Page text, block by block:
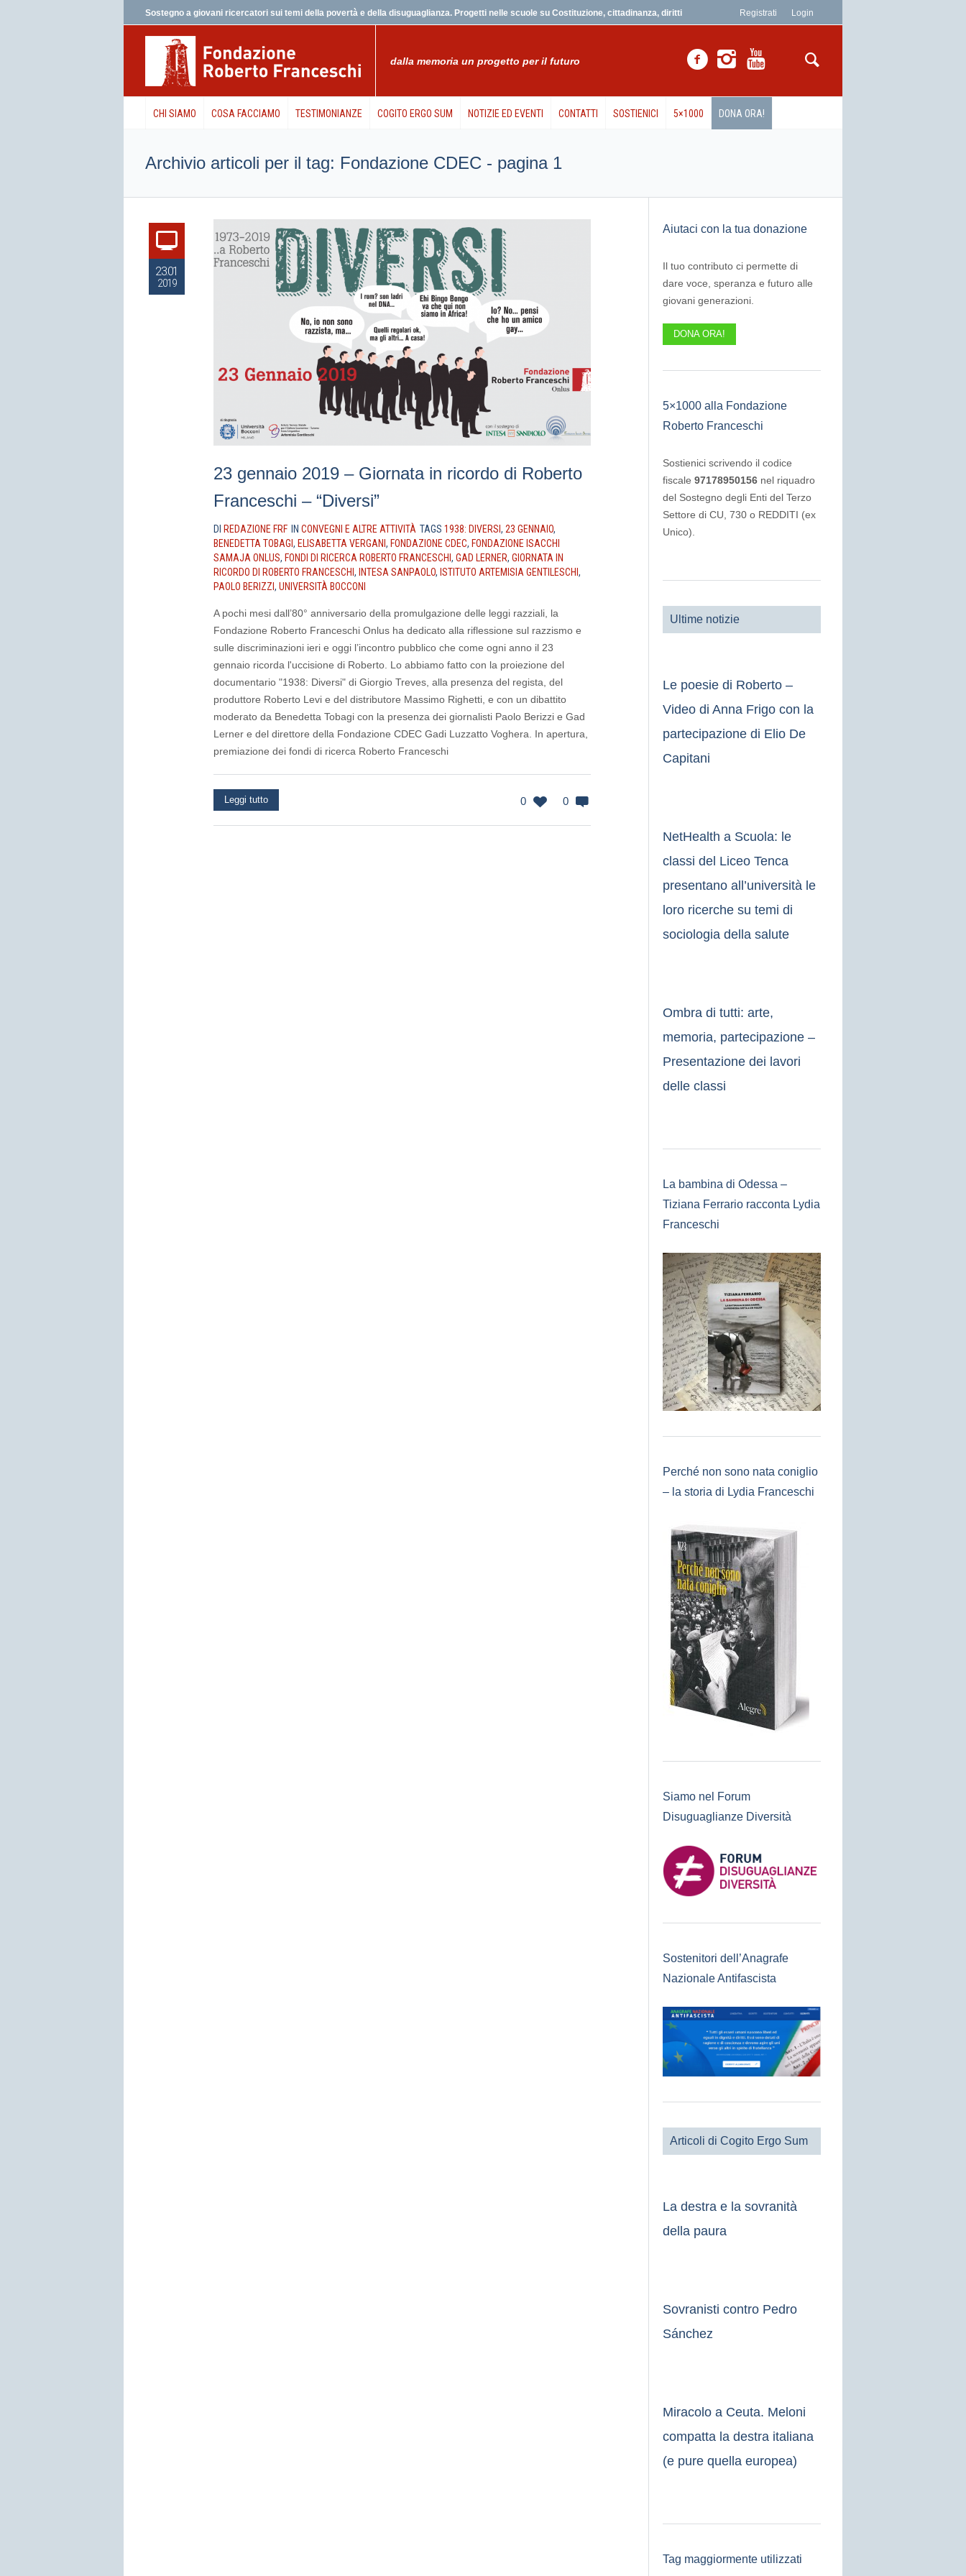
Registrati Login
Sostegno a giovani ricercatori sui temi della povertà e della disuguaglianza. Progetti nelle scuole su Costituzione, cittadinanza, diritti
dalla memoria un progetto per il futuro
CHI SIAMO COSA FACCIAMO TESTIMONIANZE COGITO ERGO SUM NOTIZIE ED EVENTI CONTATTI SOSTIENICI 5×1000 DONA ORA!
Archivio articoli per il tag: Fondazione CDEC - pagina 1
23.01
2019
23 gennaio 2019 – Giornata in ricordo di Roberto
Franceschi – “Diversi”
DI REDAZIONE FRF IN CONVEGNI E ALTRE ATTIVITÀ TAGS 1938: DIVERSI , 23 GENNAIO,
BENEDETTA TOBAGI , ELISABETTA VERGANI , FONDAZIONE CDEC, FONDAZIONE ISACCHI
SAMAJA ONLUS, FONDI DI RICERCA ROBERTO FRANCESCHI , GAD LERNER, GIORNATA IN
RICORDO DI ROBERTO FRANCESCHI , INTESA SANPAOLO, ISTITUTO ARTEMISIA GENTILESCHI ,
PAOLO BERIZZI , UNIVERSITÀ BOCCONI
A pochi mesi dall’80° anniversario della promulgazione delle leggi razziali, la
Fondazione Roberto Franceschi Onlus ha dedicato alla riflessione sul razzismo e
sulle discriminazioni ieri e oggi l’incontro pubblico che come ogni anno il 23
gennaio ricorda l'uccisione di Roberto. Lo abbiamo fatto con la proiezione del
documentario "1938: Diversi" di Giorgio Treves, alla presenza del regista, del
produttore Roberto Levi e del distributore Massimo Righetti, e con un dibattito
moderato da Benedetta Tobagi con la presenza dei giornalisti Paolo Berizzi e Gad
Lerner e del direttore della Fondazione CDEC Gadi Luzzatto Voghera. In apertura,
premiazione dei fondi di ricerca Roberto Franceschi
0 0
Leggi tutto
Aiutaci con la tua donazione
Il tuo contributo ci permette di
dare voce, speranza e futuro alle
giovani generazioni.
DONA ORA!
5×1000 alla Fondazione
Roberto Franceschi
Sostienici scrivendo il codice
fiscale97178950156 nel riquadro
del Sostegno degli Enti del Terzo
Settore di CU, 730 o REDDITI (ex
Unico).
Ultime notizie
Le poesie di Roberto –
Video di Anna Frigo con la
partecipazione di Elio De
Capitani
NetHealth a Scuola: le
classi del Liceo Tenca
presentano all’università le
loro ricerche su temi di
sociologia della salute
Ombra di tutti: arte,
memoria, partecipazione –
Presentazione dei lavori
delle classi
La bambina di Odessa –
Tiziana Ferrario racconta Lydia
Franceschi
Perché non sono nata coniglio
– la storia di Lydia Franceschi
Siamo nel Forum
Disuguaglianze Diversità
Sostenitori dell’Anagrafe
Nazionale Antifascista
Articoli di Cogito Ergo Sum
La destra e la sovranità
della paura
Sovranisti contro Pedro
Sánchez
Miracolo a Ceuta. Meloni
compatta la destra italiana
(e pure quella europea)
Tag maggiormente utilizzati